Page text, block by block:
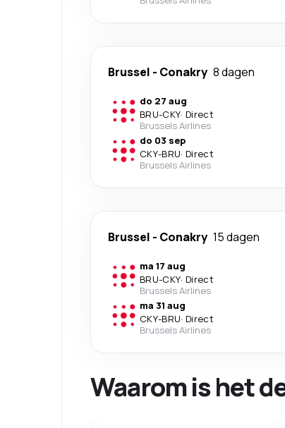
Brussel - Conakry 8 dagen
do 27 aug
BRU-CKY· Direct
Brussels Airlines
do 03 sep
CKY-BRU· Direct
Brussels Airlines
Brussel - Conakry 15 dagen
ma 17 aug
BRU-CKY· Direct
Brussels Airlines
ma 31 aug
CKY-BRU· Direct
Brussels Airlines
Waarom is het